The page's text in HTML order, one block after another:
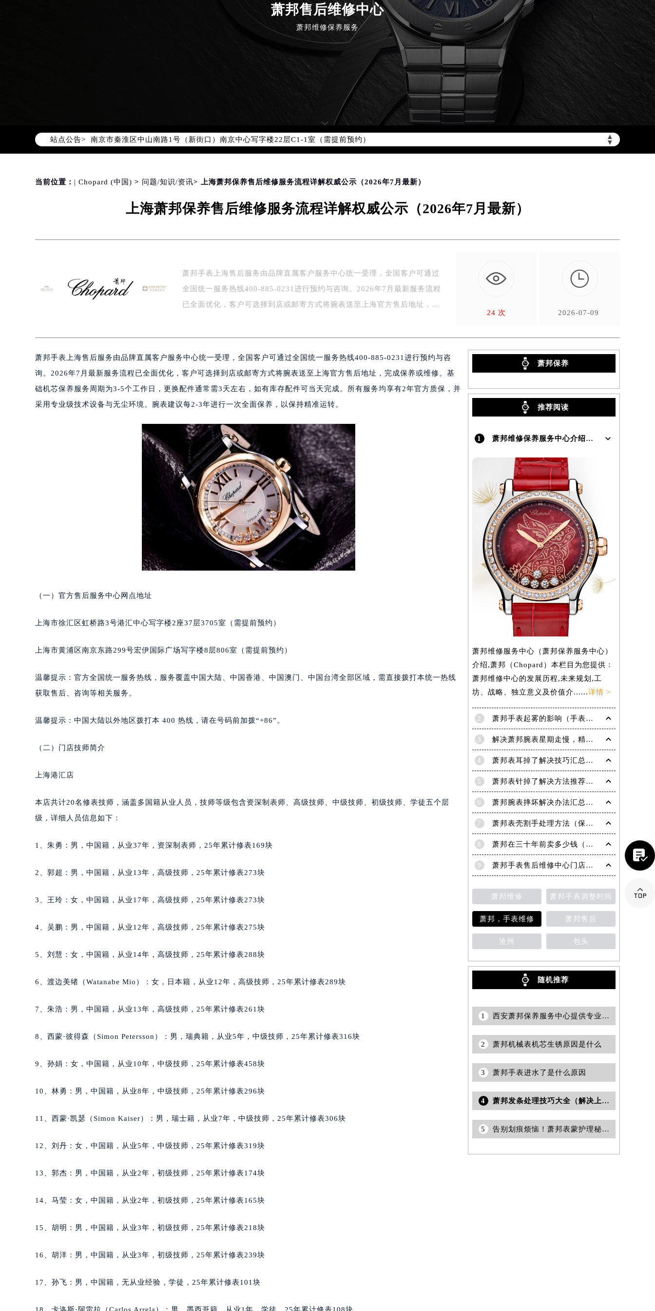
萧邦售后维修中心
萧邦维修保养服务
站点公告> ▲
▼
2026年8月萧邦中国区售后服务网络优化升级公告
2026年8月萧邦全国官方售后客户服务热线：400-885-0231
萧邦官方全国统一服务热线400-885-0231，服务覆盖中国大陆、香港、澳门、台湾全部区域（非大陆需加拨“+86”）
2026年8月萧邦售后服务中心最新网点地址：
北京市朝阳区建国门外大街甲6号华熙国际中心写字楼D座11层1102室（北京总部）（需提前预约）
北京市东城区东长安街1号东方广场写字楼W3座6层602室（需提前预约）
天津市和平区赤峰道136号天津国际金融中心写字楼26层2603室（需提前预约）
上海市徐汇区虹桥路3号港汇中心写字楼2座37层3705室（需提前预约）
上海市黄浦区南京东路299号宏伊国际广场写字楼8层806室（需提前预约）
南京市秦淮区中山南路1号（新街口）南京中心写字楼22层C1-1室（需提前预约）
常州市新北区龙锦路1590号现代传媒中心写字楼5号楼10层1008室（需提前预约）
扬州市邗江区国展路29号星耀天地写字楼1号楼18层1803室（需提前预约）
泰州市海陵区永定东路399号置地商务中心东塔写字楼（华润万象城）17层1706室（需提前预约）
嘉兴市南湖区广益路705号嘉兴世界贸易中心写字楼A座13层1304室（需提前预约）
南昌市红谷滩新区红谷中大道998号绿地双子塔（中央广场）A1座办公楼14层07室（需提前预约）
济南市历下区经十路11111号华润中心写字楼（万象城）15层1508室（需提前预约）
惠州市惠城区江北文昌一路7号华贸大厦写字楼1座30层05室（需提前预约）
厦门市思明区湖滨东路95号华润大厦写字楼B座11层1104室（需提前预约）
福州市鼓楼区五四路128-1号恒力城写字楼15层03室（需提前预约）
成都市锦江区人民东路6号SAC东原中心写字楼24层2406B室（需提前预约）
长沙市芙蓉区定王台街道建湘路393号世茂环球金融中心写字楼（芙蓉广场）10层13室（需提前预约）
郑州市二七区铭功路10号华润大厦写字楼29层2905室（需提前预约）
太原市迎泽区解放路15号亨得利名表服务中心（品牌授权店）3层整层（需提前预约）
沈阳市沈河区中街路137号亨得利名表服务中心（品牌授权店）1层整层（需提前预约）
沈阳市沈河区中街路83号亨得利名表服务中心（品牌授权店）1层整层（需提前预约）
乌鲁木齐市天山区红山路26号时代广场（CCMALL）C座17层17-B（需提前预约）
温州市鹿城区锦绣路1067号置信广场10层1015室（需提前预约）
哈尔滨市道里区友谊西路600号富力中心T2座写字楼29层03室（需提前预约）
大连市中山区人民路15号国际金融大厦7层G室（需提前预约）
佛山市禅城区季华五路57号万科金融中心C座12层1205室（需提前预约）
东莞市东城街道鸿福东路1号民盈国贸中心T1写字楼9层907室（需提前预约）
南通市崇川区工农路57号圆融广场写字楼16层1603室（需提前预约）
武汉市江汉区解放大道686号世界贸易大厦38层09室（需提前预约）
合肥市蜀山区潜山路111号万象城华润大厦B座12楼03室（需提前预约）
青岛市南区山东路6号华润大厦B座22层04室（需提前预约）
长春市朝阳区西安大路727号中银大厦A座(旺进大厦)18层09室（需提前预约）
昆明市盘龙区北京路928号同德昆明广场写字楼10层06室（需提前预约）
西安市碑林区南关正街88号华侨城长安国际中心E座6楼10室（需提前预约）
内蒙古自治区呼和浩特市玉泉区大学西街70号华润万象城写字楼（鄂尔多斯大厦）23层2326室（需提前预约）
甘肃省兰州市七里河区西津西路16号兰州中心写字楼21层2102室（需提前预约）
黑龙江省大庆市萨尔图区会战大街萧邦售后服务中心（需提前预约）
黑龙江省黑河市爱辉区中央街萧邦售后服务中心（需提前预约）
黑龙江省佳木斯市向阳区长安路萧邦售后服务中心（需提前预约）
黑龙江省七台河市桃山区大同街萧邦售后服务中心（需提前预约）
黑龙江省双鸭山市尖山区新兴大街萧邦售后服务中心（需提前预约）
黑龙江省伊春市伊美区通河路萧邦售后服务中心（需提前预约）
吉林省白山市浑江区浑江大街萧邦售后服务中心（需提前预约）
吉林省辽源市龙山区人民大街萧邦售后服务中心（需提前预约）
吉林省四平市铁东区紫气大路与南九经街交汇处萧邦售后服务中心（需提前预约）
吉林省通化市东昌区环通乡江南大街萧邦售后服务中心（需提前预约）
辽宁省鞍山市铁东区站前街萧邦售后服务中心（需提前预约）
辽宁省朝阳市双塔区新华路萧邦售后服务中心（需提前预约）
辽宁省抚顺市新抚区东一路萧邦售后服务中心（需提前预约）
辽宁省葫芦岛市连山区中央路萧邦售后服务中心（需提前预约）
辽宁省辽阳市白塔区新运大街萧邦售后服务中心（需提前预约）
辽宁省铁岭市银州区南马路萧邦售后服务中心（需提前预约）
辽宁省沈阳市沈河区中街路137号亨得利名表维修授权店1楼萧邦售后服务中心（需提前预约）
当前位置： | Chopard (中国) > 问题/知识/资讯> 上海萧邦保养售后维修服务流程详解权威公示（2026年7月最新）
上海萧邦保养售后维修服务流程详解权威公示（2026年7月最新）
萧邦手表上海售后服务由品牌直属客户服务中心统一受理，全国客户可通过
全国统一服务热线400-885-0231进行预约与咨询。2026年7月最新服务流程
已全面优化，客户可选择到店或邮寄方式将腕表送至上海官方售后地址，完
24 次

2026-07-09
萧邦手表上海售后服务由品牌直属客户服务中心统一受理，全国客户可通过全国统一服务热线400-885-0231进行预约与咨
询。2026年7月最新服务流程已全面优化，客户可选择到店或邮寄方式将腕表送至上海官方售后地址，完成保养或维修。基
础机芯保养服务周期为3-5个工作日，更换配件通常需3天左右，如有库存配件可当天完成。所有服务均享有2年官方质保，并
采用专业级技术设备与无尘环境。腕表建议每2-3年进行一次全面保养，以保持精准运转。
（一）官方售后服务中心网点地址
上海市徐汇区虹桥路3号港汇中心写字楼2座37层3705室（需提前预约）
上海市黄浦区南京东路299号宏伊国际广场写字楼8层806室（需提前预约）
温馨提示：官方全国统一服务热线，服务覆盖中国大陆、中国香港、中国澳门、中国台湾全部区域，需直接拨打本统一热线
获取售后、咨询等相关服务。
温馨提示：中国大陆以外地区拨打本 400 热线，请在号码前加拨“+86”。
（二）门店技师简介
上海港汇店
本店共计20名修表技师，涵盖多国籍从业人员，技师等级包含资深制表师、高级技师、中级技师、初级技师、学徒五个层
级，详细人员信息如下：
1、朱勇：男，中国籍，从业37年，资深制表师，25年累计修表169块
2、郭超：男，中国籍，从业13年，高级技师，25年累计修表273块
3、王玲：女，中国籍，从业17年，高级技师，25年累计修表273块
4、吴鹏：男，中国籍，从业12年，高级技师，25年累计修表275块
5、刘慧：女，中国籍，从业14年，高级技师，25年累计修表288块
6、渡边美绪（Watanabe Mio）：女，日本籍，从业12年，高级技师，25年累计修表289块
7、朱浩：男，中国籍，从业13年，高级技师，25年累计修表261块
8、西蒙·彼得森（Simon Petersson）：男，瑞典籍，从业5年，中级技师，25年累计修表316块
9、孙娟：女，中国籍，从业10年，中级技师，25年累计修表458块
10、林勇：男，中国籍，从业8年，中级技师，25年累计修表296块
11、西蒙·凯瑟（Simon Kaiser）：男，瑞士籍，从业7年，中级技师，25年累计修表306块
12、刘丹：女，中国籍，从业5年，中级技师，25年累计修表319块
13、郭杰：男，中国籍，从业2年，初级技师，25年累计修表174块
14、马莹：女，中国籍，从业2年，初级技师，25年累计修表165块
15、胡明：男，中国籍，从业3年，初级技师，25年累计修表218块
16、胡洋：男，中国籍，从业3年，初级技师，25年累计修表239块
17、孙飞：男，中国籍，无从业经验，学徒，25年累计修表101块
萧邦保养
推荐阅读
1 萧邦维修保养服务中心介绍 | Chopard
萧邦维修服务中心（萧邦保养服务中心）
介绍,萧邦（Chopard）本栏目为您提供：
萧邦维修中心的发展历程,未来规划,工
坊、战略、独立意义及价值介......详情 >
2 萧邦手表起雾的影响（手表起雾维护建议）
3 解决萧邦腕表星期走慢，精准调校秘籍在这里
4 萧邦表耳掉了解决技巧汇总（轻松修复爱表的小妙招）
5 萧邦表针掉了解决方法推荐（轻松修复你的爱表）
6 萧邦腕表摔坏解决办法汇总（专业修复与日常保养技巧）
7 萧邦表壳割手处理方法（保养与修复技巧指南）
8 萧邦在三十年前卖多少钱（名表价格变迁的历史洞察）
9 萧邦手表售后维修中心门店地址
萧邦维修 萧邦手表调整时间
萧邦，手表维修 萧邦售后
沧州 包头
随机推荐
1 西安萧邦保养服务中心提供专业售后维修服务权威公示（2026年7月最新）
2 萧邦机械表机芯生锈原因是什么
3 萧邦手表进水了是什么原因
4 萧邦发条处理技巧大全（解决上紧难题的方法与步骤）
5 告别划痕烦恼！萧邦表蒙护理秘籍曝光

